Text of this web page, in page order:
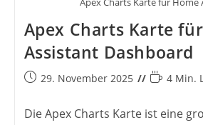
Apex Charts Karte
Assistant Dashboard
Beitrag29. November 2025 Lesedauer:
4 Min.
Die Apex Charts Karte ist eine